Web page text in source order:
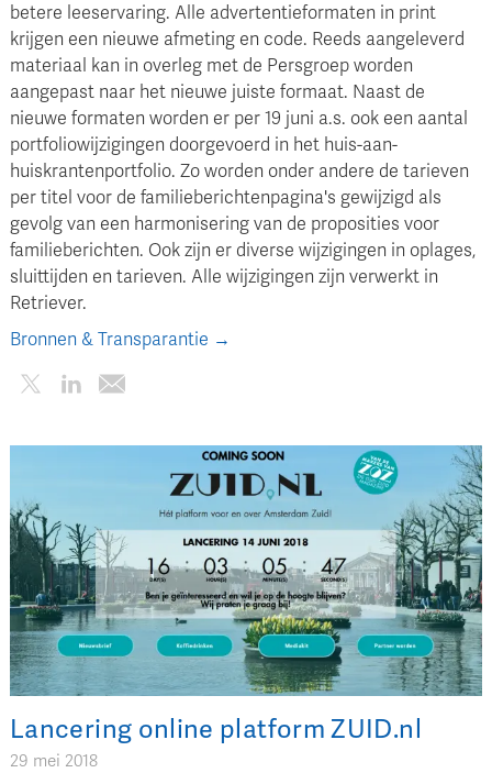
betere leeservaring. Alle advertentieformaten in print
krijgen een nieuwe afmeting en code. Reeds aangeleverd
materiaal kan in overleg met de Persgroep worden
aangepast naar het nieuwe juiste formaat. Naast de
nieuwe formaten worden er per 19 juni a.s. ook een aantal
portfoliowijzigingen doorgevoerd in het huis-aan-
huiskrantenportfolio. Zo worden onder andere de tarieven
per titel voor de familieberichtenpagina's gewijzigd als
gevolg van een harmonisering van de proposities voor
familieberichten. Ook zijn er diverse wijzigingen in oplages,
sluittijden en tarieven. Alle wijzigingen zijn verwerkt in
Retriever.
Bronnen & Transparantie →
Lancering online platform ZUID.nl
29 mei 2018